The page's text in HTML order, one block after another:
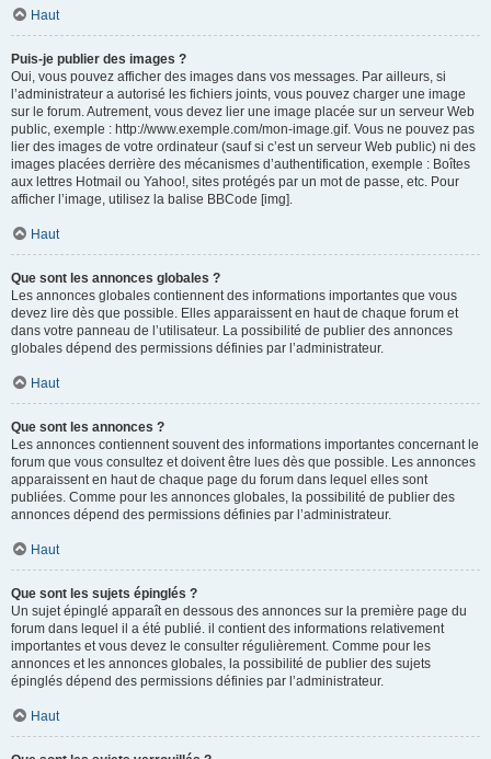
Haut
Puis-je publier des images ?
Oui, vous pouvez afficher des images dans vos messages. Par ailleurs, si
l’administrateur a autorisé les fichiers joints, vous pouvez charger une image
sur le forum. Autrement, vous devez lier une image placée sur un serveur Web
public, exemple : http://www.exemple.com/mon-image.gif. Vous ne pouvez pas
lier des images de votre ordinateur (sauf si c’est un serveur Web public) ni des
images placées derrière des mécanismes d’authentification, exemple : Boîtes
aux lettres Hotmail ou Yahoo!, sites protégés par un mot de passe, etc. Pour
afficher l’image, utilisez la balise BBCode [img].
Haut
Que sont les annonces globales ?
Les annonces globales contiennent des informations importantes que vous
devez lire dès que possible. Elles apparaissent en haut de chaque forum et
dans votre panneau de l’utilisateur. La possibilité de publier des annonces
globales dépend des permissions définies par l’administrateur.
Haut
Que sont les annonces ?
Les annonces contiennent souvent des informations importantes concernant le
forum que vous consultez et doivent être lues dès que possible. Les annonces
apparaissent en haut de chaque page du forum dans lequel elles sont
publiées. Comme pour les annonces globales, la possibilité de publier des
annonces dépend des permissions définies par l’administrateur.
Haut
Que sont les sujets épinglés ?
Un sujet épinglé apparaît en dessous des annonces sur la première page du
forum dans lequel il a été publié. il contient des informations relativement
importantes et vous devez le consulter régulièrement. Comme pour les
annonces et les annonces globales, la possibilité de publier des sujets
épinglés dépend des permissions définies par l’administrateur.
Haut